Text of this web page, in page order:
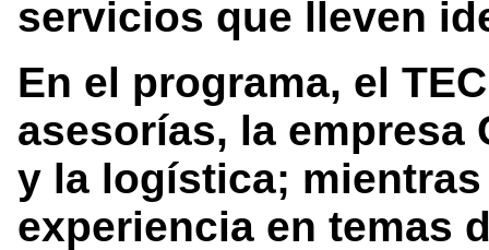
servicios que lleven
En el programa, el
asesorías, la empresa
y la logística;
experiencia en temas